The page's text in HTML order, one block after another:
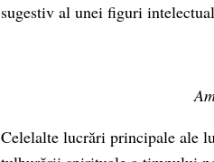
sugestiv al unei figuri
Celelalte lucrări principale ale